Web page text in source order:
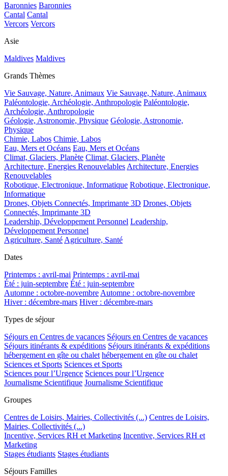
Baronnies Baronnies
Cantal Cantal
Vercors Vercors
Asie
Maldives Maldives
Grands Thèmes
Vie Sauvage, Nature, Animaux Vie Sauvage, Nature, Animaux
Paléontologie, Archéologie, Anthropologie Paléontologie,
Archéologie, Anthropologie
Géologie, Astronomie, Physique Géologie, Astronomie,
Physique
Chimie, Labos Chimie, Labos
Eau, Mers et Océans Eau, Mers et Océans
Climat, Glaciers, Planète Climat, Glaciers, Planète
Architecture, Energies Renouvelables Architecture, Energies
Renouvelables
Robotique, Electronique, Informatique Robotique, Electronique,
Informatique
Drones, Objets Connectés, Imprimante 3D Drones, Objets
Connectés, Imprimante 3D
Leadership, Développement Personnel Leadership,
Développement Personnel
Agriculture, Santé Agriculture, Santé
Dates
Printemps : avril-mai Printemps : avril-mai
Été : juin-septembre Été : juin-septembre
Automne : octobre-novembre Automne : octobre-novembre
Hiver : décembre-mars Hiver : décembre-mars
Types de séjour
Séjours en Centres de vacances Séjours en Centres de vacances
Séjours itinérants & expéditions Séjours itinérants & expéditions
hébergement en gîte ou chalet hébergement en gîte ou chalet
Sciences et Sports Sciences et Sports
Sciences pour l’Urgence Sciences pour l’Urgence
Journalisme Scientifique Journalisme Scientifique
Groupes
Centres de Loisirs, Mairies, Collectivités (...) Centres de Loisirs,
Mairies, Collectivités (...)
Incentive, Services RH et Marketing Incentive, Services RH et
Marketing
Stages étudiants Stages étudiants
Séjours Familles